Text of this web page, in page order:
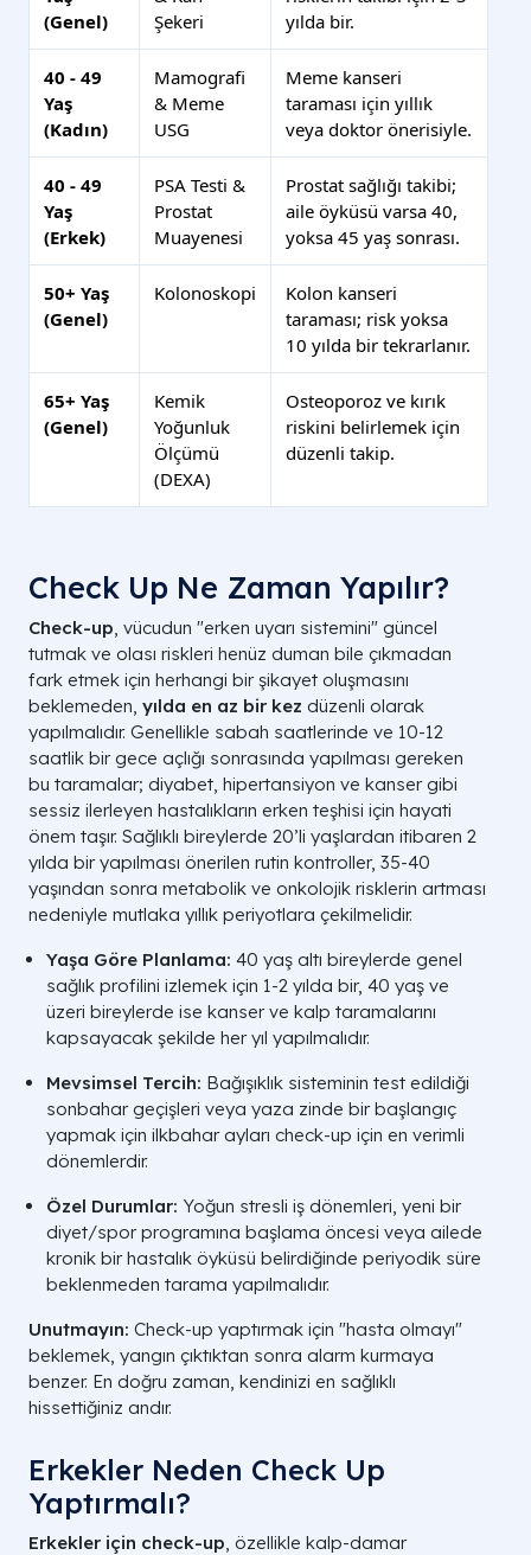
(Genel)
Şekeri
yılda bir.
40 - 49
Yaş
(Kadın)
Mamografi
& Meme
USG
Meme kanseri
taraması için yıllık
veya doktor önerisiyle.
40 - 49
Yaş
(Erkek)
PSA Testi &
Prostat
Muayenesi
Prostat sağlığı takibi;
aile öyküsü varsa 40,
yoksa 45 yaş sonrası.
50+ Yaş
(Genel)
Kolonoskopi
Kolon kanseri
taraması; risk yoksa
10 yılda bir tekrarlanır.
65+ Yaş
(Genel)
Kemik
Yoğunluk
Ölçümü
(DEXA)
Osteoporoz ve kırık
riskini belirlemek için
düzenli takip.
Check Up Ne Zaman Yapılır?
Check-up, vücudun "erken uyarı sistemini" güncel
tutmak ve olası riskleri henüz duman bile çıkmadan
fark etmek için herhangi bir şikayet oluşmasını
beklemeden, yılda en az bir kez düzenli olarak
yapılmalıdır. Genellikle sabah saatlerinde ve 10-12
saatlik bir gece açlığı sonrasında yapılması gereken
bu taramalar; diyabet, hipertansiyon ve kanser gibi
sessiz ilerleyen hastalıkların erken teşhisi için hayati
önem taşır. Sağlıklı bireylerde 20’li yaşlardan itibaren 2
yılda bir yapılması önerilen rutin kontroller, 35-40
yaşından sonra metabolik ve onkolojik risklerin artması
nedeniyle mutlaka yıllık periyotlara çekilmelidir.
Yaşa Göre Planlama: 40 yaş altı bireylerde genel
sağlık profilini izlemek için 1-2 yılda bir, 40 yaş ve
üzeri bireylerde ise kanser ve kalp taramalarını
kapsayacak şekilde her yıl yapılmalıdır.
Mevsimsel Tercih: Bağışıklık sisteminin test edildiği
sonbahar geçişleri veya yaza zinde bir başlangıç
yapmak için ilkbahar ayları check-up için en verimli
dönemlerdir.
Özel Durumlar: Yoğun stresli iş dönemleri, yeni bir
diyet/spor programına başlama öncesi veya ailede
kronik bir hastalık öyküsü belirdiğinde periyodik süre
beklenmeden tarama yapılmalıdır.
Unutmayın: Check-up yaptırmak için "hasta olmayı"
beklemek, yangın çıktıktan sonra alarm kurmaya
benzer. En doğru zaman, kendinizi en sağlıklı
hissettiğiniz andır.
Erkekler Neden Check Up
Yaptırmalı?
Erkekler için check-up, özellikle kalp-damar